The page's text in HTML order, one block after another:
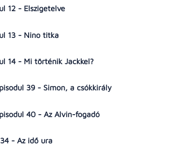
12 - Elszigetelve
13 - Nino titka
14 - Mi történik Jackkel?
39 - Simon, a csókkirály
40 - Az Alvin-fogadó
- Az idő ura